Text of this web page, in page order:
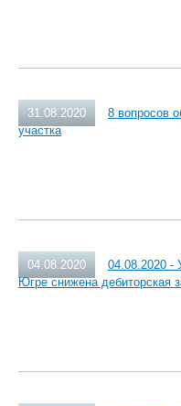
31.08.2020
8 вопросов
участка
04.08.2020
04.08.2020 -
Югре снижена дебиторская